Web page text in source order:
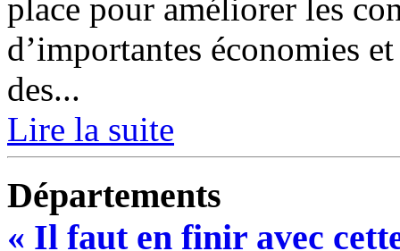
place pour améliorer les
d’importantes économies
des...
Lire la suite
Départements
« Il faut en finir avec